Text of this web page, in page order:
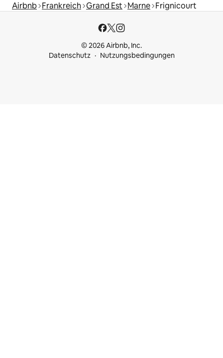
Airbnb Frankreich Grand Est Marne Frignicourt
© 2026 Airbnb, Inc.
Datenschutz
Nutzungsbedingungen